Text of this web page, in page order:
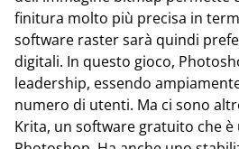
finitura molto più precisa in
software raster sarà quindi
digitali. In questo gioco,
leadership, essendo
numero di utenti. Ma ci sono
Krita, un software gratuito che